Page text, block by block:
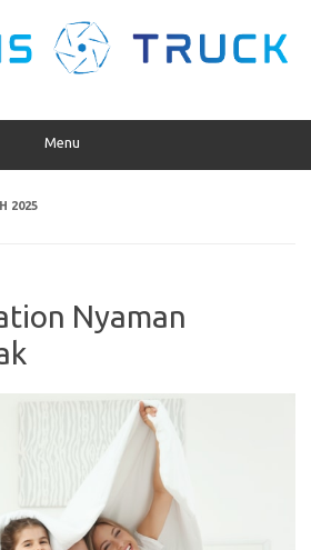
Menu
2025
Nyaman